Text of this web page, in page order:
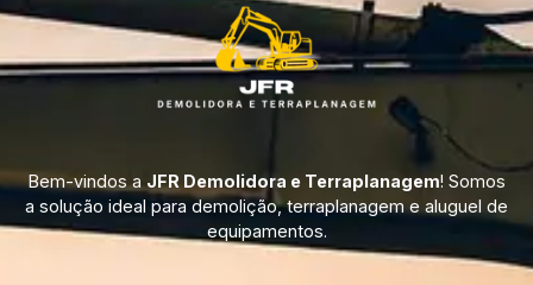
Bem-vindos a JFR Demolidora e Terraplanagem! Somos
a solução ideal para demolição, terraplanagem e aluguel de
equipamentos.